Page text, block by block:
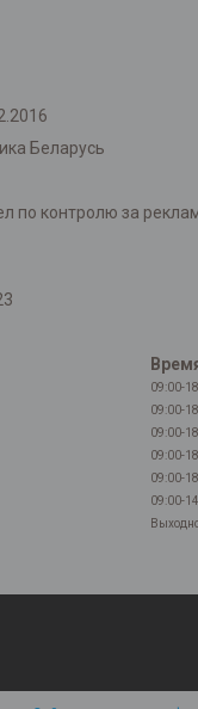
Беларусь
контролю за
09:00-
09:00-
09:00-
09:00-
09:00-
09:00-